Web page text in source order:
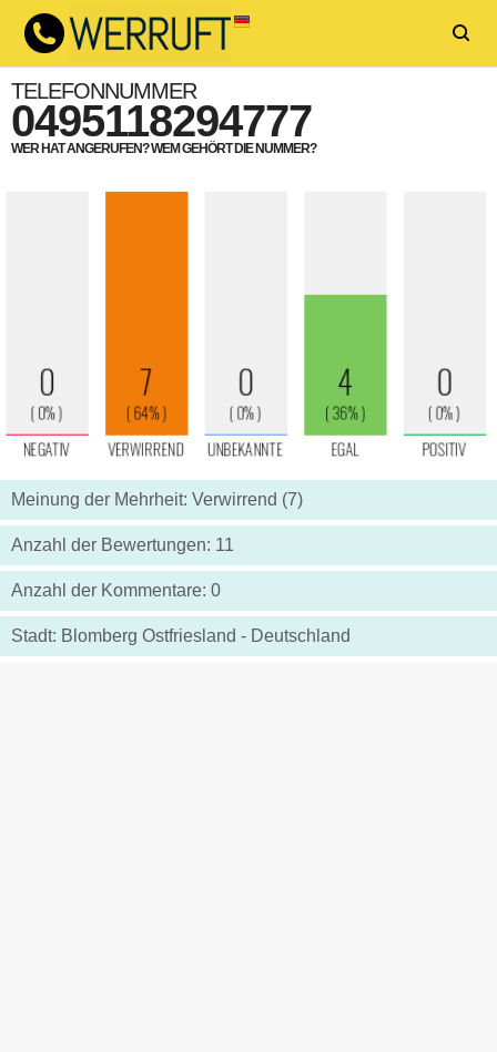
TELEFONNUMMER
0495118294777
WER HAT ANGERUFEN? WEM GEHÖRT DIE NUMMER?
Meinung der Mehrheit: Verwirrend (7)
Anzahl der Bewertungen: 11
Anzahl der Kommentare: 0
Stadt: Blomberg Ostfriesland - Deutschland